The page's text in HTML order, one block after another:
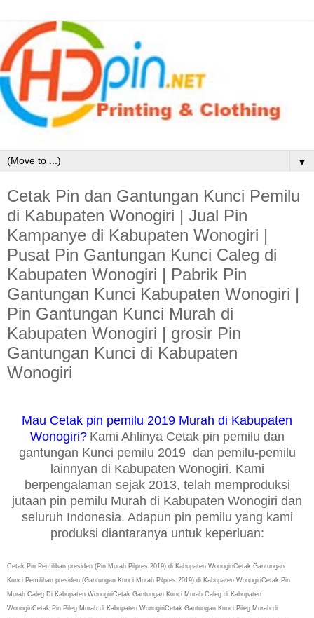
▼
Cetak Pin dan Gantungan Kunci Pemilu
di Kabupaten Wonogiri | Jual Pin
Kampanye di Kabupaten Wonogiri |
Pusat Pin Gantungan Kunci Caleg di
Kabupaten Wonogiri | Pabrik Pin
Gantungan Kunci Kabupaten Wonogiri |
Pin Gantungan Kunci Murah di
Kabupaten Wonogiri | grosir Pin
Gantungan Kunci di Kabupaten
Wonogiri
Mau Cetak pin pemilu 2019 Murah di Kabupaten
Wonogiri? Kami Ahlinya Cetak pin pemilu dan
gantungan Kunci pemilu 2019 dan pemilu-pemilu
lainnyan di Kabupaten Wonogiri. Kami
berpengalaman sejak 2013, telah memproduksi
jutaan pin pemilu Murah di Kabupaten Wonogiri dan
seluruh Indonesia. Adapun pin pemilu yang kami
produksi diantaranya untuk keperluan:
Cetak Pin Pemilihan presiden (Pin Murah Pilpres 2019) di Kabupaten WonogiriCetak Gantungan
Kunci Pemilihan presiden (Gantungan Kunci Murah Pilpres 2019) di Kabupaten WonogiriCetak Pin
Murah Caleg Di Kabupaten WonogiriCetak Gantungan Kunci Murah Caleg di Kabupaten
WonogiriCetak Pin Pileg Murah di Kabupaten WonogiriCetak Gantungan Kunci Pileg Murah di